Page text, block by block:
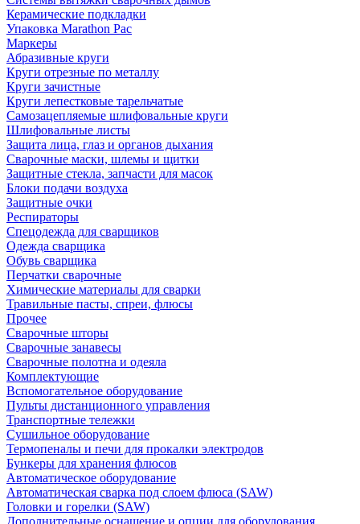
Керамические подкладки
Упаковка Marathon Pac
Маркеры
Абразивные круги
Круги отрезные по металлу
Круги зачистные
Круги лепестковые тарельчатые
Самозацепляемые шлифовальные круги
Шлифовальные листы
Защита лица, глаз и органов дыхания
Сварочные маски, шлемы и щитки
Защитные стекла, запчасти для масок
Блоки подачи воздуха
Защитные очки
Респираторы
Спецодежда для сварщиков
Одежда сварщика
Обувь сварщика
Перчатки сварочные
Химические материалы для сварки
Травильные пасты, спреи, флюсы
Прочее
Сварочные шторы
Сварочные занавесы
Сварочные полотна и одеяла
Комплектующие
Вспомогательное оборудование
Пульты дистанционного управления
Транспортные тележки
Сушильное оборудование
Термопеналы и печи для прокалки электродов
Бункеры для хранения флюсов
Автоматическое оборудование
Автоматическая сварка под слоем флюса (SAW)
Головки и горелки (SAW)
Дополнительные оснащение и опции для оборудования